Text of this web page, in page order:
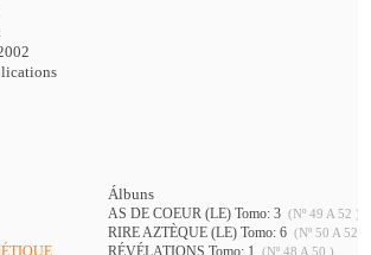
Álbuns
AS DE COEUR (LE) Tomo: 3 (Nº 49 A 52 )
RIRE AZTÈQUE (LE) Tomo: 6 (Nº 50 A 52 )
RÉVÉLATIONS Tomo: 1 (Nº 48 A 50 )